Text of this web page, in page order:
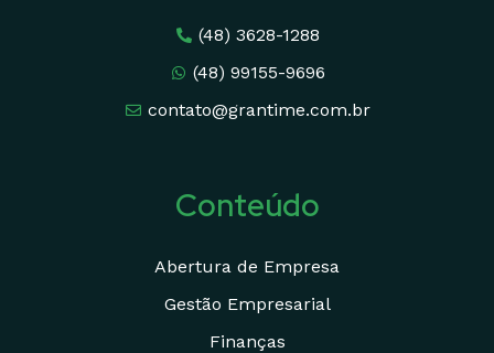
(48) 3628-1288
(48) 99155-9696
contato@grantime.com.br
Conteúdo
Abertura de Empresa
Gestão Empresarial
Finanças